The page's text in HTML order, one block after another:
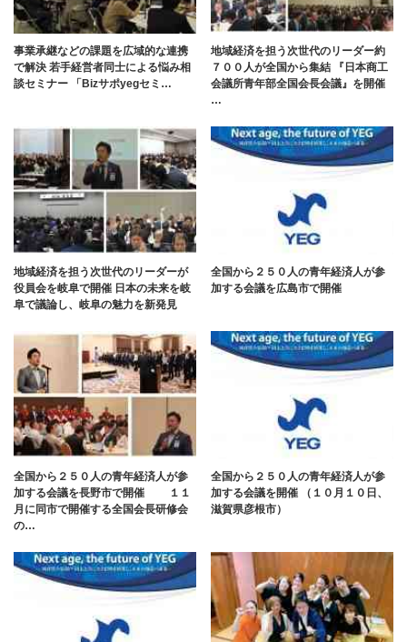
事業承継などの課題を広域的な連携
で解決 若手経営者同士による悩み相
談セミナー 「Bizサポyegセミ…
地域経済を担う次世代のリーダー約
７００人が全国から集結 『日本商工
会議所青年部全国会長会議』を開催
…
地域経済を担う次世代のリーダーが
役員会を岐阜で開催 日本の未来を岐
阜で議論し、岐阜の魅力を新発見
全国から２５０人の青年経済人が参
加する会議を広島市で開催
全国から２５０人の青年経済人が参
加する会議を⾧野市で開催 １１
月に同市で開催する全国会⾧研修会
の…
全国から２５０人の青年経済人が参
加する会議を開催 （１０月１０日、
滋賀県彦根市）